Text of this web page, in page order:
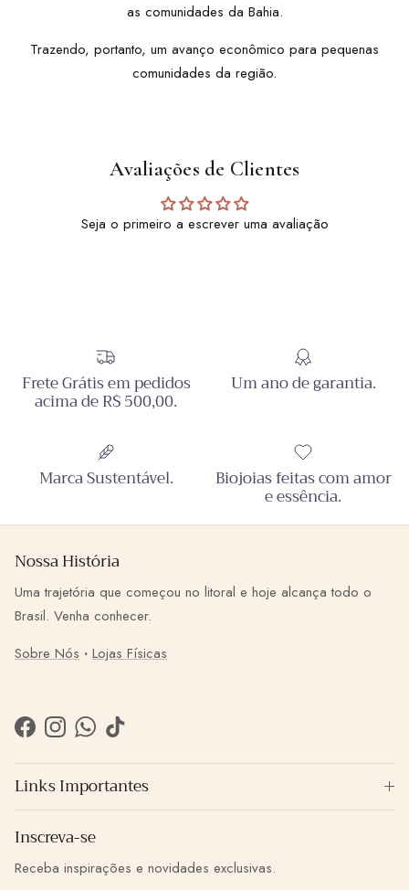
as comunidades da Bahia.
Trazendo, portanto, um avanço econômico para pequenas
comunidades da região.
Avaliações de Clientes
Seja o primeiro a escrever uma avaliação
Frete Grátis em pedidos
acima de R$ 500,00.
Um ano de garantia.
Marca Sustentável. Biojoias feitas com amor
e essência.
Nossa História
Uma trajetória que começou no litoral e hoje alcança todo o
Brasil. Venha conhecer.
Sobre Nós · Lojas Físicas
FacebookInstagramWhatsApp
TikTok
Links Importantes
Inscreva-se
Receba inspirações e novidades exclusivas.